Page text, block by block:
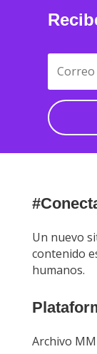
Un nuevo
contenido
humanos.
Archivo